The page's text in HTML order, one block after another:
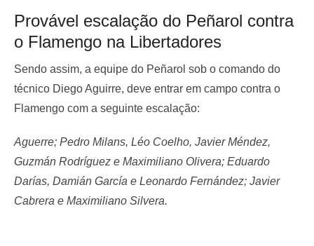
Provável escalação do Peñarol contra
o Flamengo na Libertadores
Sendo assim, a equipe do Peñarol sob o comando do
técnico Diego Aguirre, deve entrar em campo contra o
Flamengo com a seguinte escalação:
Aguerre; Pedro Milans, Léo Coelho, Javier Méndez,
Guzmán Rodríguez e Maximiliano Olivera; Eduardo
Darías, Damián García e Leonardo Fernández; Javier
Cabrera e Maximiliano Silvera.